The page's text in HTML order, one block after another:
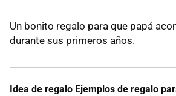
Un bonito regalo para que papá
durante sus primeros años.
Idea de regalo Ejemplos de regalo